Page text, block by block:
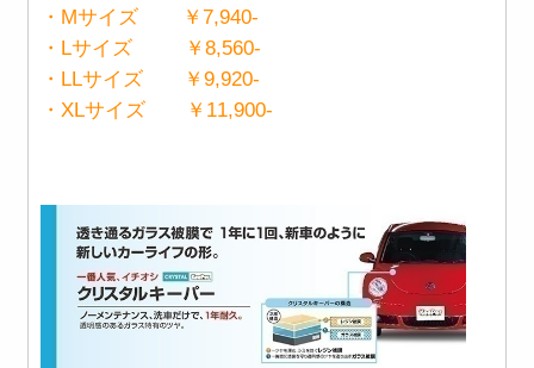
・Mサイズ ￥7,940-
・Lサイズ ￥8,560-
・LLサイズ ￥9,920-
・XLサイズ ￥11,900-